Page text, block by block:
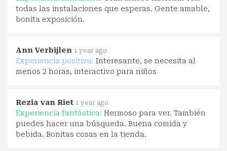
todas las instalaciones que esperas. Gente amable,
bonita exposición.
Ann Verbijlen 1 year ago
Experiencia positiva: Interesante, se necesita al
menos 2 horas, interactivo para niños
Rezia van Riet 1 year ago
Experiencia fantástica: Hermoso para ver. También
puedes hacer una búsqueda. Buena comida y
bebida. Bonitas cosas en la tienda.